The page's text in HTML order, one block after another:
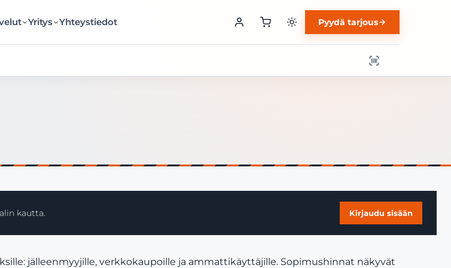
Yritys Yhteystiedot Pyydä tarjous
kautta. Kirjaudu sisään
jälleenmyyjille, verkkokaupoille ja ammattikäyttäjille. Sopimushinnat näkyvät